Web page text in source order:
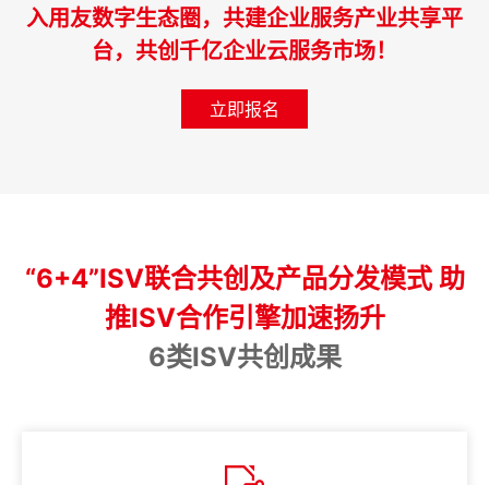
入用友数字生态圈，共建企业服务产业共享平
台，共创千亿企业云服务市场！
立即报名
“6+4”ISV联合共创及产品分发模式 助
推ISV合作引擎加速扬升
6类ISV共创成果